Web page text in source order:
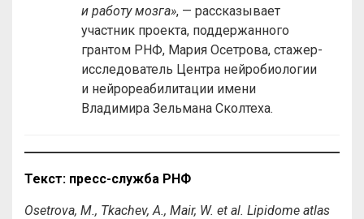
и работу мозга», — рассказывает
участник проекта, поддержанного
грантом РНФ, Мария Осетрова, стажер-
исследователь Центра нейробиологии
и нейрореабилитации имени
Владимира Зельмана Сколтеха.
Текст: пресс-служба РНФ
Osetrova, M., Tkachev, A., Mair, W. et al. Lipidome atlas